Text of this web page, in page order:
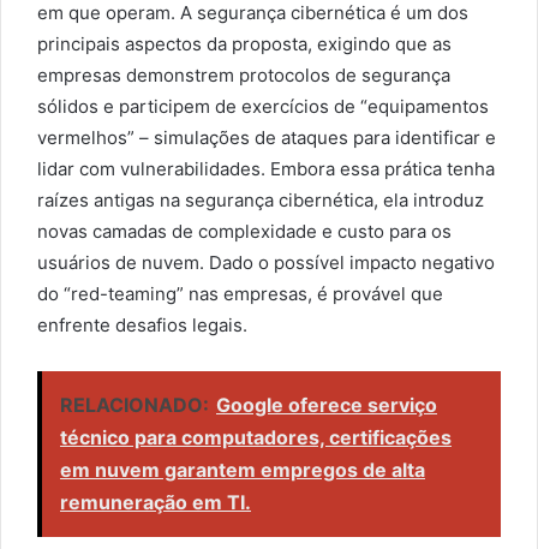
em que operam. A segurança cibernética é um dos
principais aspectos da proposta, exigindo que as
empresas demonstrem protocolos de segurança
sólidos e participem de exercícios de “equipamentos
vermelhos” – simulações de ataques para identificar e
lidar com vulnerabilidades. Embora essa prática tenha
raízes antigas na segurança cibernética, ela introduz
novas camadas de complexidade e custo para os
usuários de nuvem. Dado o possível impacto negativo
do “red-teaming” nas empresas, é provável que
enfrente desafios legais.
RELACIONADO: Google oferece serviço
técnico para computadores, certificações
em nuvem garantem empregos de alta
remuneração em TI.